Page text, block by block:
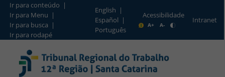
Barra de Acesso Rápido
Ir para conteúdo |
Ir para Menu |
Ir para busca |
Ir para rodapé
English |
Español |
Português
Acessibilidade
A+ A-
Intranet